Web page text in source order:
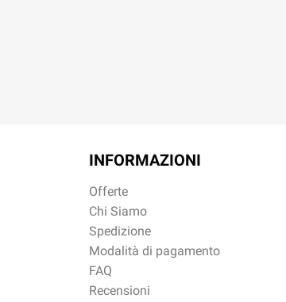
INFORMAZIONI
Offerte
Chi Siamo
Spedizione
Modalità di pagamento
FAQ
Recensioni